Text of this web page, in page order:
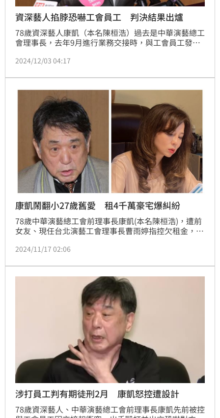
資深藝人掐脖恐嚇工會員工 判決結果出爐
78歲資深藝人康凱（本名陳桓浩）過去是中華演藝總工
會理事長，去年9月進行業務交接時，與工會員工發生
找人去弄你我非常簡單」，遭告上法院。法官審理後，
2024/12/03 04:17
康凱鬧翻小27歲舊愛 租4千萬豪宅爆糾紛
78歲中華演藝總工會前理事長康凱(本名陳桓浩)，遭前
女友、現任台北演藝工會理事長曹雨婷指控欠租金，曹
欠55萬房租，為此曹雨婷告上法院，判決出爐了。鍾智
2024/11/17 02:06
涉打員工判有期徒刑2月 康凱怒控遭設計
78歲資深藝人、中華演藝總工會前理事長康凱先前被控